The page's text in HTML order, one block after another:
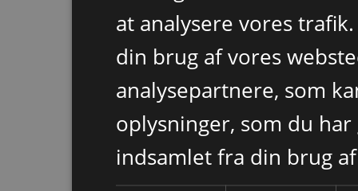
at analysere vores
din brug af vores
analysepartnere, som
oplysninger, som du
indsamlet fra din brug